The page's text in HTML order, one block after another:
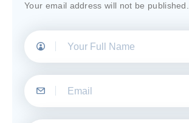
Your email address will not be published.